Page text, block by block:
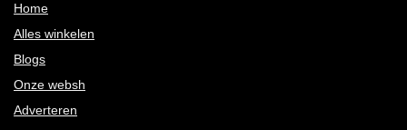
Home
Alles winkelen
Blogs
Onze websh
Adverteren